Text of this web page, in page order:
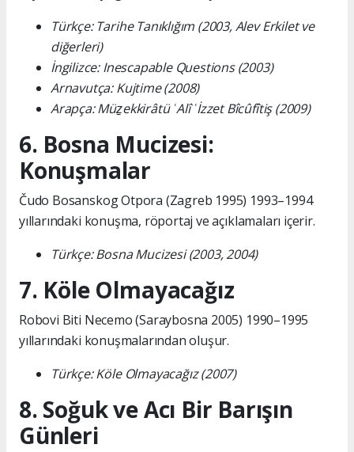
Türkçe: Tarihe Tanıklığım (2003, Alev Erkilet ve
diğerleri)
İngilizce: Inescapable Questions (2003)
Arnavutça: Kujtime (2008)
Arapça: Müẕekkirâtü ʿAlî ʿİzzet Bîcûfîtiş (2009)
6. Bosna Mucizesi:
Konuşmalar
Čudo Bosanskog Otpora (Zagreb 1995) 1993–1994
yıllarındaki konuşma, röportaj ve açıklamaları içerir.
Türkçe: Bosna Mucizesi (2003, 2004)
7. Köle Olmayacağız
Robovi Biti Necemo (Saraybosna 2005) 1990–1995
yıllarındaki konuşmalarından oluşur.
Türkçe: Köle Olmayacağız (2007)
8. Soğuk ve Acı Bir Barışın
Günleri